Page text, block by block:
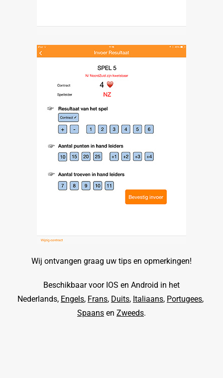
Wij ontvangen graag uw tips en opmerkingen!
Beschikbaar voor IOS en Android in het
Nederlands, Engels, Frans, Duits, Italiaans, Portugees,
Spaans en Zweeds.